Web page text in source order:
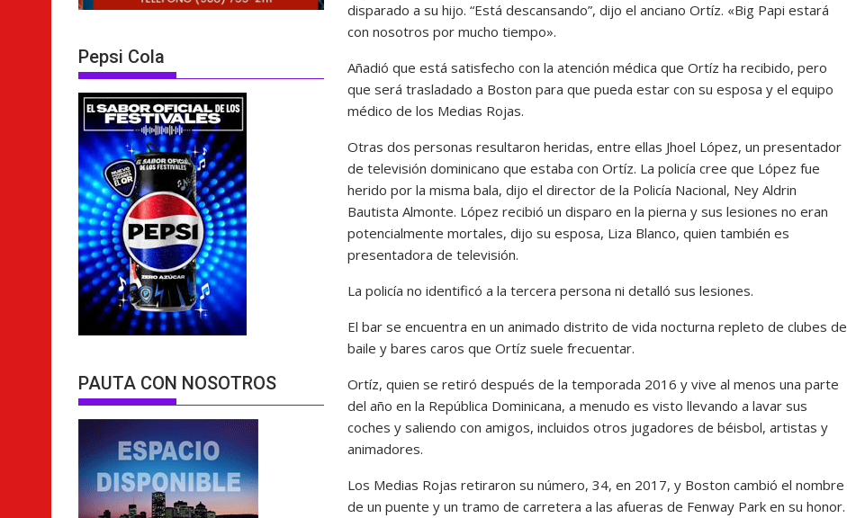
disparado a su hijo. “Está descansando”, dijo el anciano Ortíz. «Big Papi estará
con nosotros por mucho tiempo».
Añadió que está satisfecho con la atención médica que Ortíz ha recibido, pero
que será trasladado a Boston para que pueda estar con su esposa y el equipo
médico de los Medias Rojas.
Otras dos personas resultaron heridas, entre ellas Jhoel López, un presentador
de televisión dominicano que estaba con Ortíz. La policía cree que López fue
herido por la misma bala, dijo el director de la Policía Nacional, Ney Aldrin
Bautista Almonte. López recibió un disparo en la pierna y sus lesiones no eran
potencialmente mortales, dijo su esposa, Liza Blanco, quien también es
presentadora de televisión.
La policía no identificó a la tercera persona ni detalló sus lesiones.
El bar se encuentra en un animado distrito de vida nocturna repleto de clubes de
baile y bares caros que Ortíz suele frecuentar.
Ortíz, quien se retiró después de la temporada 2016 y vive al menos una parte
del año en la República Dominicana, a menudo es visto llevando a lavar sus
coches y saliendo con amigos, incluidos otros jugadores de béisbol, artistas y
animadores.
Los Medias Rojas retiraron su número, 34, en 2017, y Boston cambió el nombre
de un puente y un tramo de carretera a las afueras de Fenway Park en su honor.
Pepsi Cola
PAUTA CON NOSOTROS